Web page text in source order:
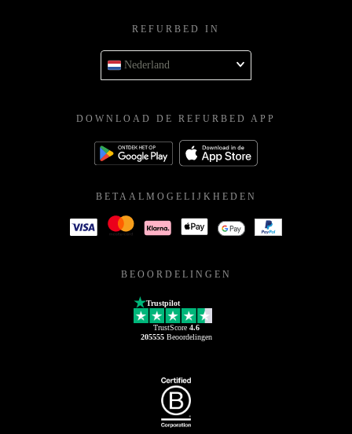
REFURBED IN
Nederland
DOWNLOAD DE REFURBED APP
BETAALMOGELIJKHEDEN
BEOORDELINGEN
Trustpilot
TrustScore 4.6
205555Beoordelingen